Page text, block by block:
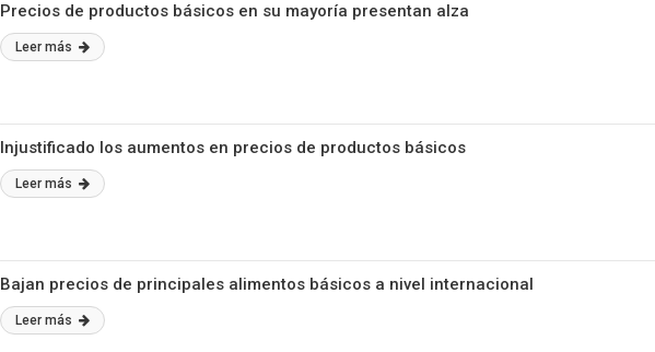
Precios de productos básicos en su mayoría presentan alza
Leer más
Injustificado los aumentos en precios de productos básicos
Leer más
Bajan precios de principales alimentos básicos a nivel internacional
Leer más